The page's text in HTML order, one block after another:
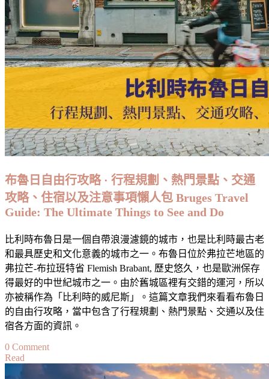
布魯日自由行攻略 · 行程規劃、熱門景點、交通
攻略、住宿以及注意事項懶人包 Bruges Travel
Guide: The Ultimate Things to See and Do
比利時布魯日是一個自帶浪漫濾鏡的城市，也是比利時最古老
和最具歷史和文化意義的城市之一。布魯日位於弗拉芒地區的
弗拉芒-布拉班特省 Flemish Brabant, 歷史悠久，也是歐洲保存
得最好的中世紀城市之一。由於舊城區裡有交錯的運河，所以
亦被稱作為「比利時的威尼斯」。這篇文章我們來看看布魯日
的自由行攻略，當中包含了行程規劃、熱門景點、交通以及住
宿各方面的資訊。
0 Commenton
Read